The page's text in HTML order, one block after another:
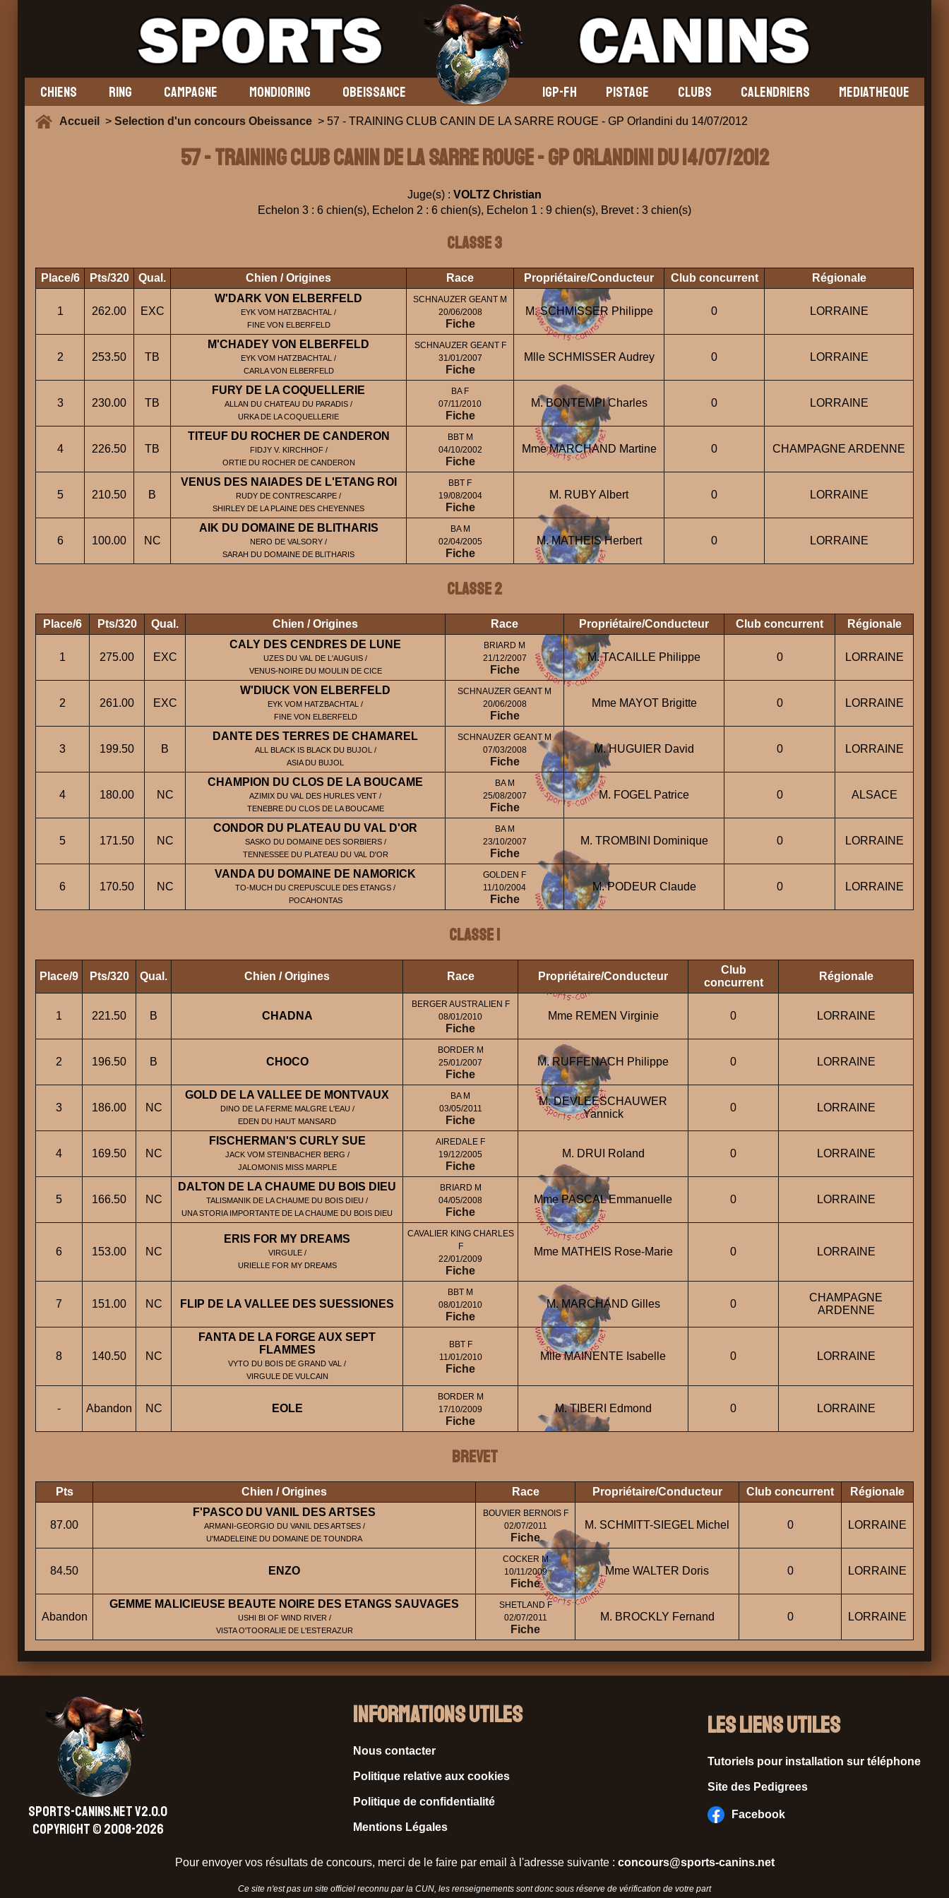
CHIENS RING CAMPAGNE MONDIORING OBEISSANCE IGP-FH PISTAGE CLUBS CALENDRIERS MEDIATHEQUE
Accueil > Selection d'un concours Obeissance > 57 - TRAINING CLUB CANIN DE LA SARRE ROUGE - GP Orlandini du 14/07/2012
57 - TRAINING CLUB CANIN DE LA SARRE ROUGE - GP Orlandini du 14/07/2012
Juge(s) : VOLTZ Christian
Echelon 3 : 6 chien(s), Echelon 2 : 6 chien(s), Echelon 1 : 9 chien(s), Brevet : 3 chien(s)
Classe 3
Place/6 Pts/320 Qual. Chien / Origines Race Propriétaire/Conducteur Club concurrent Régionale
1 262.00 EXC
W'DARK VON ELBERFELD
EYK VOM HATZBACHTAL /
FINE VON ELBERFELD
SCHNAUZER GEANT M
20/06/2008
Fiche
M. SCHMISSER Philippe 0 LORRAINE
2 253.50 TB
M'CHADEY VON ELBERFELD
EYK VOM HATZBACHTAL /
CARLA VON ELBERFELD
SCHNAUZER GEANT F
31/01/2007
Fiche
Mlle SCHMISSER Audrey 0 LORRAINE
3 230.00 TB
FURY DE LA COQUELLERIE
ALLAN DU CHATEAU DU PARADIS /
URKA DE LA COQUELLERIE
BA F
07/11/2010
Fiche
M. BONTEMPI Charles 0 LORRAINE
4 226.50 TB
TITEUF DU ROCHER DE CANDERON
FIDJY V. KIRCHHOF /
ORTIE DU ROCHER DE CANDERON
BBT M
04/10/2002
Fiche
Mme MARCHAND Martine 0 CHAMPAGNE ARDENNE
5 210.50 B
VENUS DES NAIADES DE L'ETANG ROI
RUDY DE CONTRESCARPE /
SHIRLEY DE LA PLAINE DES CHEYENNES
BBT F
19/08/2004
Fiche
M. RUBY Albert 0 LORRAINE
6 100.00 NC
AIK DU DOMAINE DE BLITHARIS
NERO DE VALSORY /
SARAH DU DOMAINE DE BLITHARIS
BA M
02/04/2005
Fiche
M. MATHEIS Herbert 0 LORRAINE
Classe 2
Place/6 Pts/320 Qual. Chien / Origines Race Propriétaire/Conducteur Club concurrent Régionale
1 275.00 EXC
CALY DES CENDRES DE LUNE
UZES DU VAL DE L'AUGUIS /
VENUS-NOIRE DU MOULIN DE CICE
BRIARD M
21/12/2007
Fiche
M. TACAILLE Philippe 0 LORRAINE
2 261.00 EXC
W'DIUCK VON ELBERFELD
EYK VOM HATZBACHTAL /
FINE VON ELBERFELD
SCHNAUZER GEANT M
20/06/2008
Fiche
Mme MAYOT Brigitte 0 LORRAINE
3 199.50 B
DANTE DES TERRES DE CHAMAREL
ALL BLACK IS BLACK DU BUJOL /
ASIA DU BUJOL
SCHNAUZER GEANT M
07/03/2008
Fiche
M. HUGUIER David 0 LORRAINE
4 180.00 NC
CHAMPION DU CLOS DE LA BOUCAME
AZIMIX DU VAL DES HURLES VENT /
TENEBRE DU CLOS DE LA BOUCAME
BA M
25/08/2007
Fiche
M. FOGEL Patrice 0 ALSACE
5 171.50 NC
CONDOR DU PLATEAU DU VAL D'OR
SASKO DU DOMAINE DES SORBIERS /
TENNESSEE DU PLATEAU DU VAL D'OR
BA M
23/10/2007
Fiche
M. TROMBINI Dominique 0 LORRAINE
6 170.50 NC
VANDA DU DOMAINE DE NAMORICK
TO-MUCH DU CREPUSCULE DES ETANGS /
POCAHONTAS
GOLDEN F
11/10/2004
Fiche
M. PODEUR Claude 0 LORRAINE
Classe 1
Place/9 Pts/320 Qual. Chien / Origines Race Propriétaire/Conducteur
Club
concurrent
Régionale
1 221.50 B CHADNA
BERGER AUSTRALIEN F
08/01/2010
Fiche
Mme REMEN Virginie 0 LORRAINE
2 196.50 B CHOCO
BORDER M
25/01/2007
Fiche
M. RUFFENACH Philippe 0 LORRAINE
3 186.00 NC
GOLD DE LA VALLEE DE MONTVAUX
DINO DE LA FERME MALGRE L'EAU /
EDEN DU HAUT MANSARD
BA M
03/05/2011
Fiche
M. DEVLEESCHAUWER
Yannick
0 LORRAINE
4 169.50 NC
FISCHERMAN'S CURLY SUE
JACK VOM STEINBACHER BERG /
JALOMONIS MISS MARPLE
AIREDALE F
19/12/2005
Fiche
M. DRUI Roland 0 LORRAINE
5 166.50 NC
DALTON DE LA CHAUME DU BOIS DIEU
TALISMANIK DE LA CHAUME DU BOIS DIEU /
UNA STORIA IMPORTANTE DE LA CHAUME DU BOIS DIEU
BRIARD M
04/05/2008
Fiche
Mme PASCAL Emmanuelle 0 LORRAINE
6 153.00 NC
ERIS FOR MY DREAMS
VIRGULE /
URIELLE FOR MY DREAMS
CAVALIER KING CHARLES
F
22/01/2009
Fiche
Mme MATHEIS Rose-Marie 0 LORRAINE
7 151.00 NC FLIP DE LA VALLEE DES SUESSIONES
BBT M
08/01/2010
Fiche
M. MARCHAND Gilles 0
CHAMPAGNE
ARDENNE
8 140.50 NC
FANTA DE LA FORGE AUX SEPT
FLAMMES
VYTO DU BOIS DE GRAND VAL /
VIRGULE DE VULCAIN
BBT F
11/01/2010
Fiche
Mlle MAINENTE Isabelle 0 LORRAINE
- Abandon NC EOLE
BORDER M
17/10/2009
Fiche
M. TIBERI Edmond 0 LORRAINE
BREVET
Pts Chien / Origines Race Propriétaire/Conducteur Club concurrent Régionale
87.00
F'PASCO DU VANIL DES ARTSES
ARMANI-GEORGIO DU VANIL DES ARTSES /
U'MADELEINE DU DOMAINE DE TOUNDRA
BOUVIER BERNOIS F
02/07/2011
Fiche
M. SCHMITT-SIEGEL Michel 0 LORRAINE
84.50 ENZO
COCKER M
10/11/2009
Fiche
Mme WALTER Doris 0 LORRAINE
Abandon
GEMME MALICIEUSE BEAUTE NOIRE DES ETANGS SAUVAGES
USHI BI OF WIND RIVER /
VISTA O'TOORALIE DE L'ESTERAZUR
SHETLAND F
02/07/2011
Fiche
M. BROCKLY Fernand 0 LORRAINE
SPORTS-CANINS.NET V2.0.0
Copyright © 2008-2026
Informations Utiles
Nous contacter
Politique relative aux cookies
Politique de confidentialité
Mentions Légales
Les liens utiles
Tutoriels pour installation sur téléphone
Site des Pedigrees
Facebook
Pour envoyer vos résultats de concours, merci de le faire par email à l'adresse suivante : concours@sports-canins.net
Ce site n'est pas un site officiel reconnu par la CUN, les renseignements sont donc sous réserve de vérification de votre part